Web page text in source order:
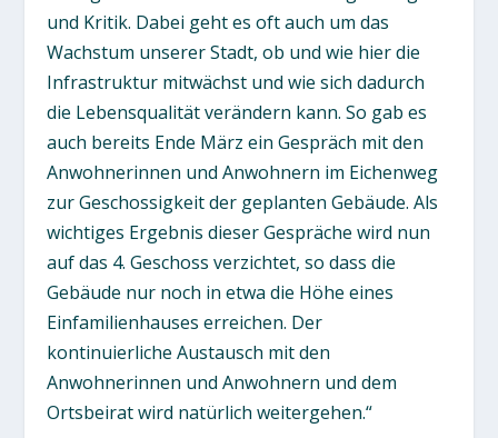
und Kritik. Dabei geht es oft auch um das
Wachstum unserer Stadt, ob und wie hier die
Infrastruktur mitwächst und wie sich dadurch
die Lebensqualität verändern kann. So gab es
auch bereits Ende März ein Gespräch mit den
Anwohnerinnen und Anwohnern im Eichenweg
zur Geschossigkeit der geplanten Gebäude. Als
wichtiges Ergebnis dieser Gespräche wird nun
auf das 4. Geschoss verzichtet, so dass die
Gebäude nur noch in etwa die Höhe eines
Einfamilienhauses erreichen. Der
kontinuierliche Austausch mit den
Anwohnerinnen und Anwohnern und dem
Ortsbeirat wird natürlich weitergehen.“